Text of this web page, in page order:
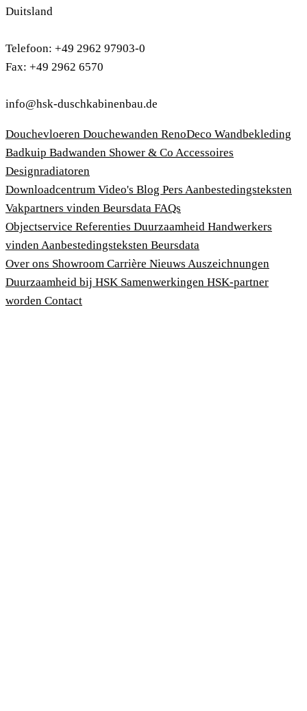
Duitsland
Telefoon: +49 2962 97903-0
Fax: +49 2962 6570
info@hsk-duschkabinenbau.de
Douchevloeren Douchewanden RenoDeco Wandbekleding
Badkuip Badwanden Shower & Co Accessoires
Designradiatoren
Downloadcentrum Video's Blog Pers Aanbestedingsteksten
Vakpartners vinden Beursdata FAQs
Objectservice Referenties Duurzaamheid Handwerkers
vinden Aanbestedingsteksten Beursdata
Over ons Showroom Carrière Nieuws Auszeichnungen
Duurzaamheid bij HSK Samenwerkingen HSK-partner
worden Contact